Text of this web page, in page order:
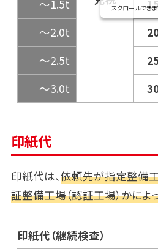
～1.5t
～2.0t
～2.5t
～3.0t
スクロールでき
印紙代
印紙代は、依頼先が指定整備工
証整備工場（認証工場）かによ
印紙代（継続検査）